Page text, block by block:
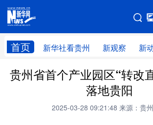
首页 新华社看贵州 新观察 新
网站地图
新华社看贵州 新观察 新动能
贵州领导 人事
直播
贵州省首个产业园区“转改
落地贵阳
2025-03-28 09:21:48 来源：贵